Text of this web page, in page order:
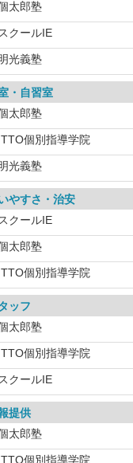
太郎塾
クールIE
光義塾
・自習室
太郎塾
個別指導学院
光義塾
やすさ・治安
クールIE
太郎塾
個別指導学院
ッフ
太郎塾
個別指導学院
クールIE
提供
太郎塾
個別指導学院